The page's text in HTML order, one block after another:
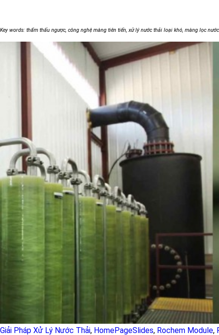
Key words: thẩm thấu ngược, công nghệ màng tiên tiến, xử lý nước thải loại khó, màng lọc
Giải Pháp Xử Lý Nước Thải, HomePageSlides, Rochem Module,